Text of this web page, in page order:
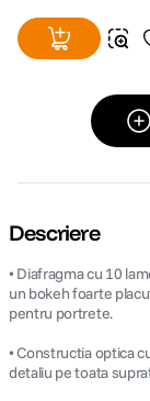
Descriere
• Diafragma cu 10
un bokeh foarte
pentru portrete.
• Constructia optica
detaliu pe toata